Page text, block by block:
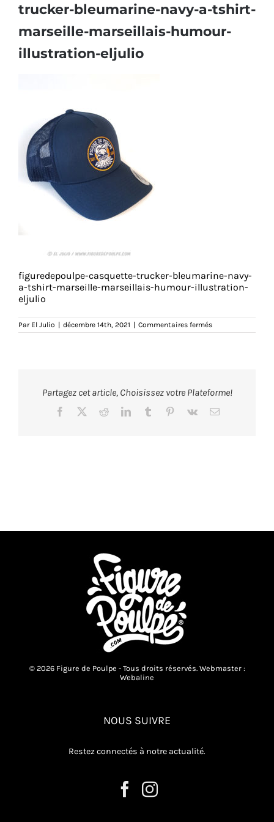
trucker-bleumarine-navy-a-tshirt-
marseille-marseillais-humour-
illustration-eljulio
figuredepoulpe-casquette-trucker-bleumarine-navy-
a-tshirt-marseille-marseillais-humour-illustration-
eljulio
Par El Julio décembre 14th, 2021 Commentaires ferméssur
figuredepoulpe-
marseille-
humour-
Partagez cet article, Choisissez votre Plateforme!
Facebook RedditLinkedInTumblr Pinterest
Vk Email
© 2026 Figure de Poulpe - Tous droits réservés. Webmaster :
Webaline
NOUS SUIVRE
Restez connectés à notre actualité.